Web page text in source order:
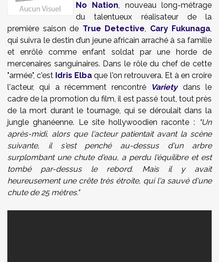
No Nation, nouveau long-métrage
du talentueux réalisateur de la
première saison de True Detective, Cary Fukunaga,
qui suivra le destin d’un jeune africain arraché à sa famille
et enrôlé comme enfant soldat par une horde de
mercenaires sanguinaires. Dans le rôle du chef de cette
"armée", c'est Idris Elba que l'on retrouvera. Et à en croire
l'acteur, qui a récemment rencontré
Varietydans le
cadre de la promotion du film, il est passé tout, tout près
de la mort durant le tournage, qui se déroulait dans la
jungle ghanéenne. Le site hollywoodien raconte :
"Un
après-midi, alors que l'acteur patientait avant la scène
suivante, il s'est penché au-dessus d'un arbre
surplombant une chute d'eau, a perdu l'équilibre et est
tombé par-dessus le rebord. Mais il y avait
heureusement une crête très étroite, qui l'a sauvé d'une
chute de 25 mètres."